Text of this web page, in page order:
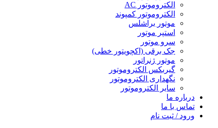
الکتروموتور AC
الکتروموتور کمپوند
موتور براشلس
استپر موتور
سرو موتور
جک برقی (اکچویتور خطی)
موتور ژنراتور
گیربکس الکتروموتور
نگهداری الکتروموتور
سایر الکتروموتور
درباره ما
تماس با ما
ورود / ثبت نام